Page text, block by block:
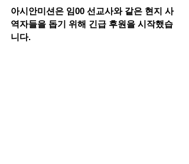
아시안미션은 임00 선교사와 같은 현지 사
역자들을 돕기 위해 긴급 후원을 시작했습
니다.